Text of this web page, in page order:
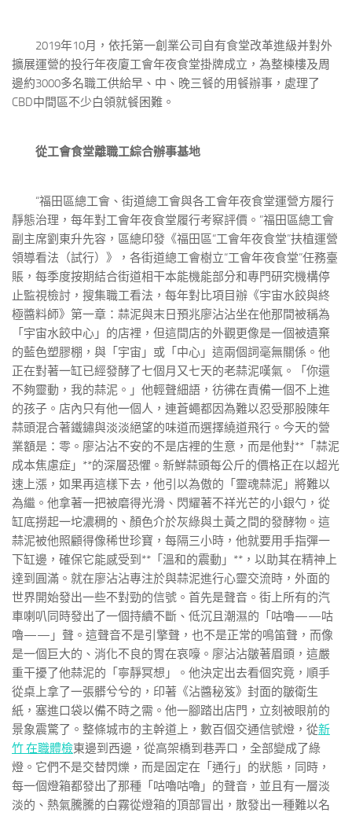
2019年10月，依托第一創業公司自有食堂改革進級并對外
擴展運營的投行年夜廈工會年夜食堂掛牌成立，為整棟樓及周
邊約3000多名職工供給早、中、晚三餐的用餐辦事，處理了
CBD中間區不少白領就餐困難。
從工會食堂離職工綜合辦事基地
“福田區總工會、街道總工會與各工會年夜食堂運營方履行
靜態治理，每年對工會年夜食堂履行考察評價。”福田區總工會
副主席劉東升先容，區總印發《福田區“工會年夜食堂”扶植運營
領導看法（試行）》，各街道總工會樹立“工會年夜食堂”任務臺
賬，每季度按期結合街道相干本能機能部分和專門研究機構停
止監視檢討，搜集職工看法，每年對比項目辦《宇宙水餃與終
極醬料師》第一章：蒜泥與末日預兆廖沾沾坐在他那間被稱為
「宇宙水餃中心」的店裡，但這間店的外觀更像是一個被遺棄
的藍色塑膠棚，與「宇宙」或「中心」這兩個詞毫無關係。他
正在對著一缸已經發酵了七個月又七天的老蒜泥嘆氣。「你還
不夠靈動，我的蒜泥。」他輕聲細語，彷彿在責備一個不上進
的孩子。店內只有他一個人，連蒼蠅都因為難以忍受那股陳年
蒜頭混合著鐵鏽與淡淡絕望的味道而選擇繞道飛行。今天的營
業額是：零。廖沾沾不安的不是店裡的生意，而是他對**「蒜泥
成本焦慮症」**的深層恐懼。新鮮蒜頭每公斤的價格正在以超光
速上漲，如果再這樣下去，他引以為傲的「靈魂蒜泥」將難以
為繼。他拿著一把被磨得光滑、閃耀著不祥光芒的小銀勺，從
缸底撈起一坨濃稠的、顏色介於灰綠與土黃之間的發酵物。這
蒜泥被他照顧得像稀世珍寶，每隔三小時，他就要用手指彈一
下缸邊，確保它能感受到**「溫和的震動」**，以助其在精神上
達到圓滿。就在廖沾沾專注於與蒜泥進行心靈交流時，外面的
世界開始發出一些不對勁的信號。首先是聲音。街上所有的汽
車喇叭同時發出了一個持續不斷、低沉且潮濕的「咕嚕——咕
嚕——」聲。這聲音不是引擎聲，也不是正常的鳴笛聲，而像
是一個巨大的、消化不良的胃在哀嚎。廖沾沾皺著眉頭，這嚴
重干擾了他蒜泥的「寧靜冥想」。他決定出去看個究竟，順手
從桌上拿了一張髒兮兮的，印著《沾醬秘笈》封面的皺衛生
紙，塞進口袋以備不時之需。他一腳踏出店門，立刻被眼前的
景象震驚了。整條城市的主幹道上，數百個交通信號燈，從新
竹 在職體檢東邊到西邊，從高架橋到巷弄口，全部變成了綠
燈。它們不是交替閃爍，而是固定在「通行」的狀態，同時，
每一個燈箱都發出了那種「咕嚕咕嚕」的聲音，並且有一層淡
淡的、熱氣騰騰的白霧從燈箱的頂部冒出，散發出一種難以名